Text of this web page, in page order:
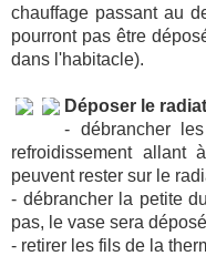
chauffage passant au
pourront pas être
dans l'habitacle).
Déposer le
- débrancher
refroidissement
peuvent rester sur le
- débrancher la petite
pas, le vase sera
- retirer les fils de la